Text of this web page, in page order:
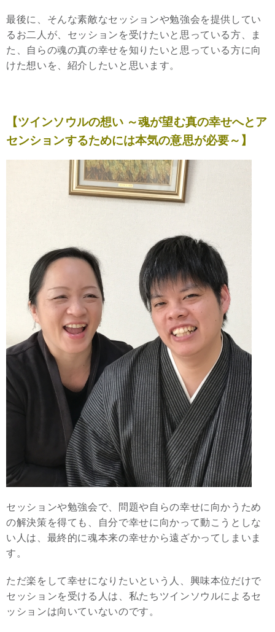
最後に、そんな素敵なセッションや勉強会を提供してい
るお二人が、セッションを受けたいと思っている方、ま
た、自らの魂の真の幸せを知りたいと思っている方に向
けた想いを、紹介したいと思います。
【ツインソウルの想い ～魂が望む真の幸せへとア
センションするためには本気の意思が必要～】
セッションや勉強会で、問題や自らの幸せに向かうため
の解決策を得ても、自分で幸せに向かって動こうとしな
い人は、最終的に魂本来の幸せから遠ざかってしまいま
す。
ただ楽をして幸せになりたいという人、興味本位だけで
セッションを受ける人は、私たちツインソウルによるセ
ッションは向いていないのです。